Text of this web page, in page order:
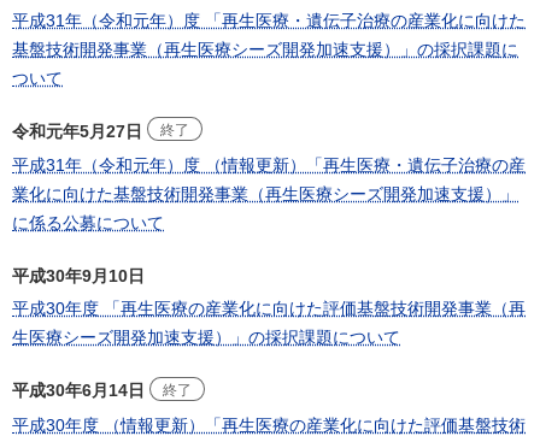
平成31年（令和元年）度 「再生医療・遺伝子治療の産業化に向けた
基盤技術開発事業（再生医療シーズ開発加速支援）」の採択課題に
ついて
令和元年5月27日 終了
平成31年（令和元年）度 （情報更新）「再生医療・遺伝子治療の産
業化に向けた基盤技術開発事業（再生医療シーズ開発加速支援）」
に係る公募について
平成30年9月10日
平成30年度 「再生医療の産業化に向けた評価基盤技術開発事業（再
生医療シーズ開発加速支援）」の採択課題について
平成30年6月14日 終了
平成30年度 （情報更新）「再生医療の産業化に向けた評価基盤技術